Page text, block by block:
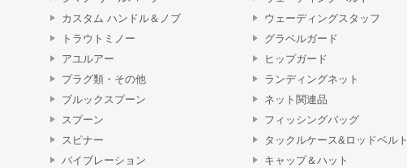
カスタム ハンドル＆ノブ
トラウトミノー
アユルアー
プラグ類・その他
ブルックスプーン
スプーン
スピナー
バイブレーション
ウェーディングスタッフ
グラベルガード
ヒップガード
ランディングネット
ネット関連品
フィッシングバッグ
タックルケース&ロッドベルト
キャップ＆ハット